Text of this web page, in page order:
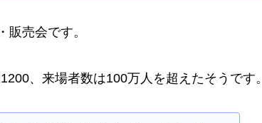
売会です。
、来場者数は100万人を超えたそうです。